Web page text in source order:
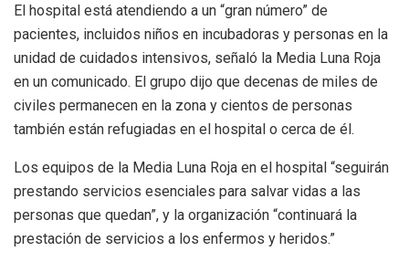
El hospital está atendiendo a un “gran número” de
pacientes, incluidos niños en incubadoras y personas en la
unidad de cuidados intensivos, señaló la Media Luna Roja
en un comunicado. El grupo dijo que decenas de miles de
civiles permanecen en la zona y cientos de personas
también están refugiadas en el hospital o cerca de él.
Los equipos de la Media Luna Roja en el hospital “seguirán
prestando servicios esenciales para salvar vidas a las
personas que quedan”, y la organización “continuará la
prestación de servicios a los enfermos y heridos.”